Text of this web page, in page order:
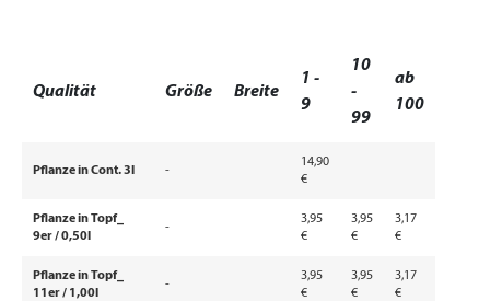
Qualität Größe Breite
1 -
9
10
-
99
ab
100
Pflanze in Cont. 3l -
14,90
€
Pflanze in Topf_
9er / 0,50l
-
3,95
€
3,95
€
3,17
€
Pflanze in Topf_
11er / 1,00l
-
3,95
€
3,95
€
3,17
€